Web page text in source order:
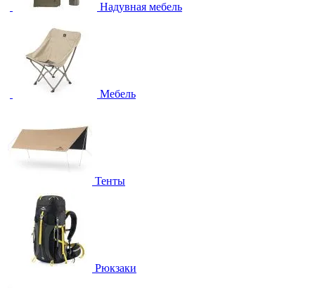
Надувная мебель
Мебель
Тенты
Рюкзаки